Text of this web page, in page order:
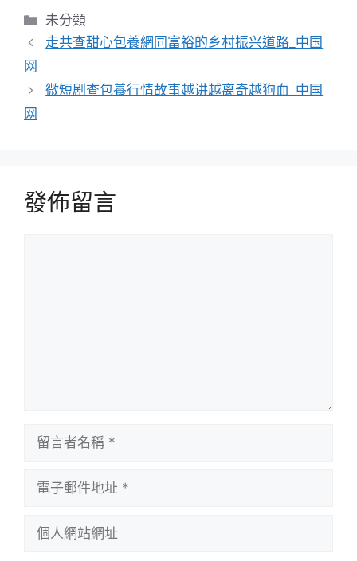
分
類
未分類
走共查甜心包養網同富裕的乡村振兴道路_中国
网
微短剧查包養行情故事越讲越离奇越狗血_中国
网
發佈留言